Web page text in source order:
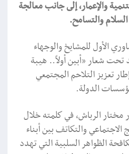
والإعمار، إلى جانب معالجة
والتسامح.
الأول للمشايخ والوجهاء
تحت شعار «أبين أولاً.. هيبة
تعزيز التلاحم المجتمعي
الدولة.
مختار الرباش، في كلمته خلال
الاجتماعي والتكاتف بين أبناء
الظواهر السلبية التي تهدد